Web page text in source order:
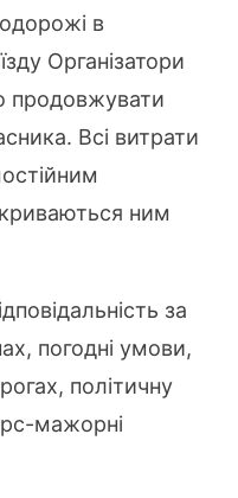
в
Організатори
продовжувати
Всі витрати
ним
за
погодні умови,
політичну
мажорні